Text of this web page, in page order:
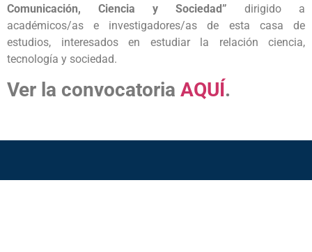
Comunicación, Ciencia y Sociedad” dirigido a
académicos/as e investigadores/as de esta casa de
estudios, interesados en estudiar la relación ciencia,
tecnología y sociedad.
Ver la convocatoria AQUÍ.